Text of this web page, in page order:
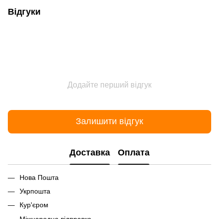
Відгуки
Додайте перший відгук
Залишити відгук
Доставка Оплата
Нова Пошта
Укрпошта
Кур'єром